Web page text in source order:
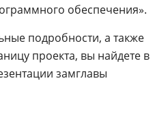
обеспечения».
подробности, а также
проекта, вы найдете в
замглавы